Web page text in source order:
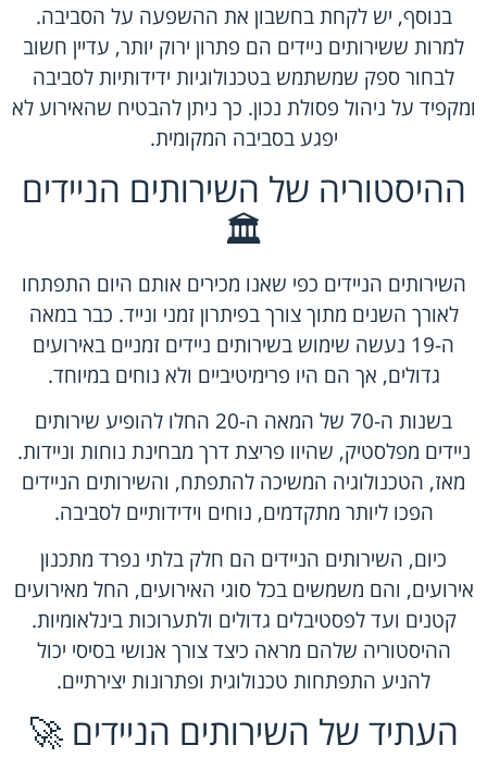
בנוסף, יש לקחת בחשבון את ההשפעה על הסביבה.
למרות ששירותים ניידים הם פתרון ירוק יותר, עדיין חשוב
לבחור ספק שמשתמש בטכנולוגיות ידידותיות לסביבה
ומקפיד על ניהול פסולת נכון. כך ניתן להבטיח שהאירוע לא
יפגע בסביבה המקומית.
ההיסטוריה של השירותים הניידים
🏛️
השירותים הניידים כפי שאנו מכירים אותם היום התפתחו
לאורך השנים מתוך צורך בפיתרון זמני ונייד. כבר במאה
ה-19 נעשה שימוש בשירותים ניידים זמניים באירועים
גדולים, אך הם היו פרימיטיביים ולא נוחים במיוחד.
בשנות ה-70 של המאה ה-20 החלו להופיע שירותים
ניידים מפלסטיק, שהיוו פריצת דרך מבחינת נוחות וניידות.
מאז, הטכנולוגיה המשיכה להתפתח, והשירותים הניידים
הפכו ליותר מתקדמים, נוחים וידידותיים לסביבה.
כיום, השירותים הניידים הם חלק בלתי נפרד מתכנון
אירועים, והם משמשים בכל סוגי האירועים, החל מאירועים
קטנים ועד לפסטיבלים גדולים ולתערוכות בינלאומיות.
ההיסטוריה שלהם מראה כיצד צורך אנושי בסיסי יכול
להניע התפתחות טכנולוגית ופתרונות יצירתיים.
העתיד של השירותים הניידים 🚀